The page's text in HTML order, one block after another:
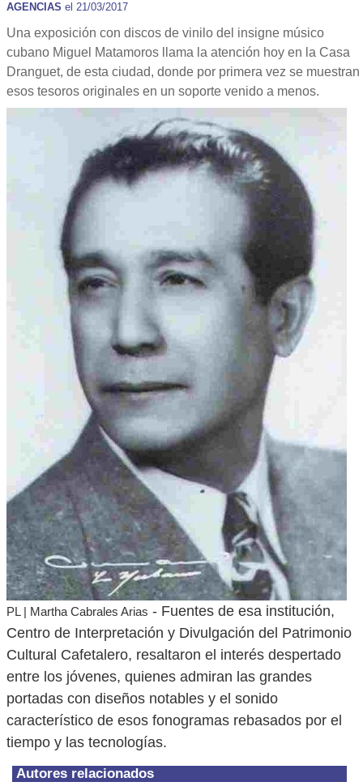
AGENCIAS el 21/03/2017
Una exposición con discos de vinilo del insigne músico
cubano Miguel Matamoros llama la atención hoy en la Casa
Dranguet, de esta ciudad, donde por primera vez se muestran
esos tesoros originales en un soporte venido a menos.
PL | Martha Cabrales Arias - Fuentes de esa institución,
Centro de Interpretación y Divulgación del Patrimonio
Cultural Cafetalero, resaltaron el interés despertado
entre los jóvenes, quienes admiran las grandes
portadas con diseños notables y el sonido
característico de esos fonogramas rebasados por el
tiempo y las tecnologías.
Autores relacionados